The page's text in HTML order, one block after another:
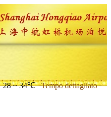
28 ~ 34℃ Tempo dettagliato